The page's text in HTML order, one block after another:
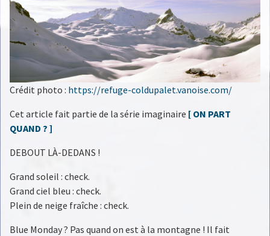
Crédit photo : https://refuge-coldupalet.vanoise.com/
Cet article fait partie de la série imaginaire [ ON PART
QUAND ? ]
DEBOUT LÀ-DEDANS !
Grand soleil : check.
Grand ciel bleu : check.
Plein de neige fraîche : check.
Blue Monday ? Pas quand on est à la montagne ! Il fait